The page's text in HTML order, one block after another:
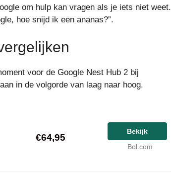
om hulp kan vragen als je iets niet weet.
hoe snijd ik een ananas?”.
voor de Google Nest Hub 2 bij
in de volgorde van laag naar hoog.
€64,95
Bekijk
Bol.com